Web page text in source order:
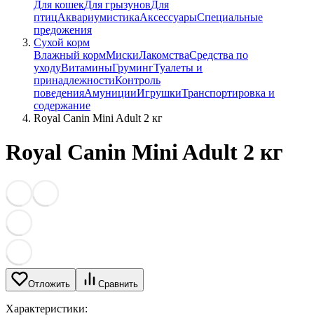
Для кошекДля грызуновДля
птицАквариумистикаАксессуарыСпециальные
предожения
Сухой корм
Влажный кормМискиЛакомстваСредства по
уходуВитаминыГрумингТуалеты и
принадлежностиКонтроль
поведенияАмуницииИгрушкиТранспортировка и
содержание
Royal Canin Mini Adult 2 кг
Royal Canin Mini Adult 2 кг
Отложить Сравнить
Характеристики: